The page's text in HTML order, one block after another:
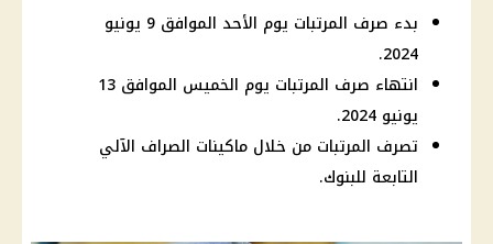
بدء صرف المرتبات يوم الأحد الموافق 9 يونيو
2024.
انتهاء صرف المرتبات يوم الخميس الموافق 13
يونيو 2024.
تصرف المرتبات من خلال ماكينات الصراف الآلي
التابعة للبنوك.